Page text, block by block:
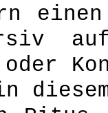
oder